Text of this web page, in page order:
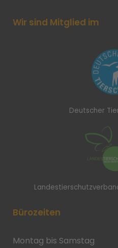
Wir sind Mitglied im
Deutscher
Bürozeiten
Montag bis Samstag